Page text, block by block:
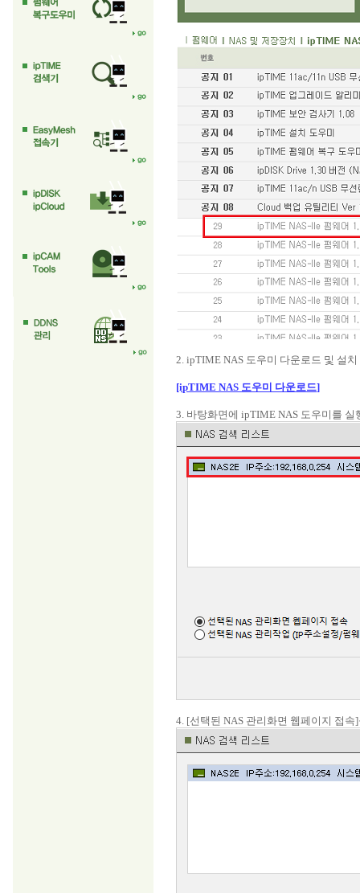
2. ipTIME NAS 도우미 다운로드 및 설치
[ipTIME NAS 도우미 다운로드]
3. 바탕화면에 ipTIME NAS 도우미를
4. [선택된 NAS 관리화면 웹페이지 접